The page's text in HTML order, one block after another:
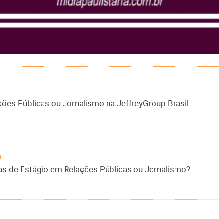
Públicas ou Jornalismo na JeffreyGroup Brasil
de Estágio em Relações Públicas ou Jornalismo?